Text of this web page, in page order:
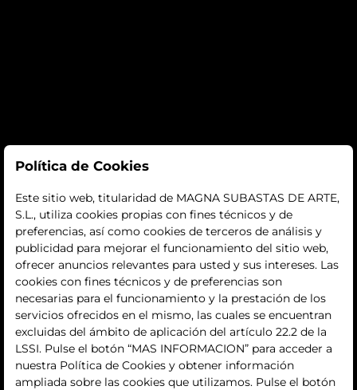
Subastas
subastas
histórico
La empresa
quiénes somos
contacto
Términos y condiciones
Política de Cookies
Este sitio web, titularidad de MAGNA SUBASTAS DE ARTE,
S.L., utiliza cookies propias con fines técnicos y de
preferencias, así como cookies de terceros de análisis y
publicidad para mejorar el funcionamiento del sitio web,
ofrecer anuncios relevantes para usted y sus intereses. Las
cookies con fines técnicos y de preferencias son
necesarias para el funcionamiento y la prestación de los
servicios ofrecidos en el mismo, las cuales se encuentran
excluidas del ámbito de aplicación del artículo 22.2 de la
LSSI. Pulse el botón “MAS INFORMACION” para acceder a
nuestra Política de Cookies y obtener información
ampliada sobre las cookies que utilizamos. Pulse el botón